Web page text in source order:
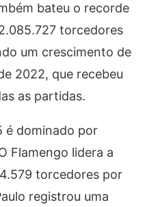
bateu o recorde
torcedores
um crescimento de
2022, que recebeu
as partidas.
é dominado por
Flamengo lidera a
torcedores por
registrou uma